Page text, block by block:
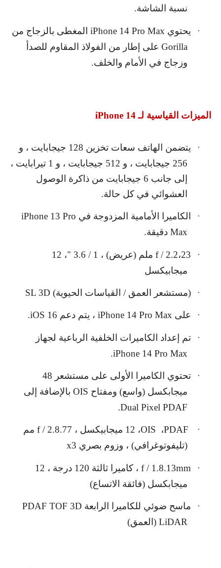
نسبة الشاشة.
· يحتوي iPhone 14 Pro Max المغطى بالزجاج من
Gorilla على إطار من الفولاذ المقاوم للصدأ
وزجاج في الأمام والخلف.
الميزات القياسية لـiPhone 14
·
يتضمن الهاتف سعات تخزين 128 جيجابايت ، و
256 جيجابايت ، و 512 جيجابايت ، و 1 تيرابايت ،
إلى جانب 6 جيجابايت من ذاكرة الوصول
العشوائي في كل حالة.
· الكاميرا الأمامية المزدوجة في iPhone 13 Pro
Max دقيقة.
· f / 2.2،23
ملم (عريض) ، 1 / 3.6 "، 12
ميجابيكسل
· (مستشعر العمق / القياسات الحيوية) SL 3D
· على iPhone 14 Pro Max ، يتم دعم iOS 16
.
·
تم إعداد الكاميرات الخلفية الرباعية لجهاز
iPhone 14 Pro Max
.
·
تحتوي الكاميرا الأولى على مستشعر 48
ميجابكسل (واسع) ومفتاح OIS بالإضافة إلى
Dual Pixel PDAF
.
·
PDAF، OIS، 12 ميجابيكسل ، f / 2.8.77 مم
(تليفوتوغرافي) ، وزوم بصري 3
x
·
f / 1.8.13mm
، كاميرا ثالثة 120 درجة ، 12
ميجابكسل (فائقة الاتساع)
· ماسح ضوئي للكاميرا الرابعة PDAF TOF 3D
LiDAR (العمق)